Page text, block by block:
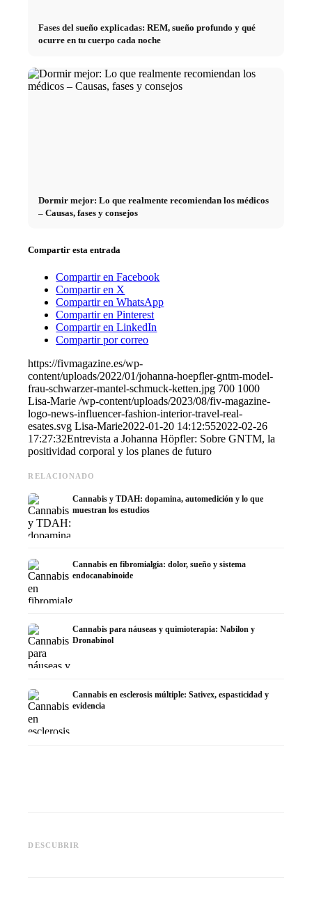
Fases del sueño explicadas: REM, sueño profundo y qué
ocurre en tu cuerpo cada noche
Dormir mejor: Lo que realmente recomiendan los médicos
– Causas, fases y consejos
Compartir esta entrada
Compartir en Facebook
Compartir en X
Compartir en WhatsApp
Compartir en Pinterest
Compartir en LinkedIn
Compartir por correo
https://fivmagazine.es/wp-
content/uploads/2022/01/johanna-hoepfler-gntm-model-
frau-schwarzer-mantel-schmuck-ketten.jpg 700 1000
Lisa-Marie /wp-content/uploads/2023/08/fiv-magazine-
logo-news-influencer-fashion-interior-travel-real-
esates.svg Lisa-Marie2022-01-20 14:12:552022-02-26
17:27:32Entrevista a Johanna Höpfler: Sobre GNTM, la
positividad corporal y los planes de futuro
RELACIONADO
Cannabis y TDAH: dopamina, automedición y lo que
muestran los estudios
Cannabis en fibromialgia: dolor, sueño y sistema
endocanabinoide
Cannabis para náuseas y quimioterapia: Nabilon y
Dronabinol
Cannabis en esclerosis múltiple: Sativex, espasticidad y
evidencia
DESCUBRIR
la investigación